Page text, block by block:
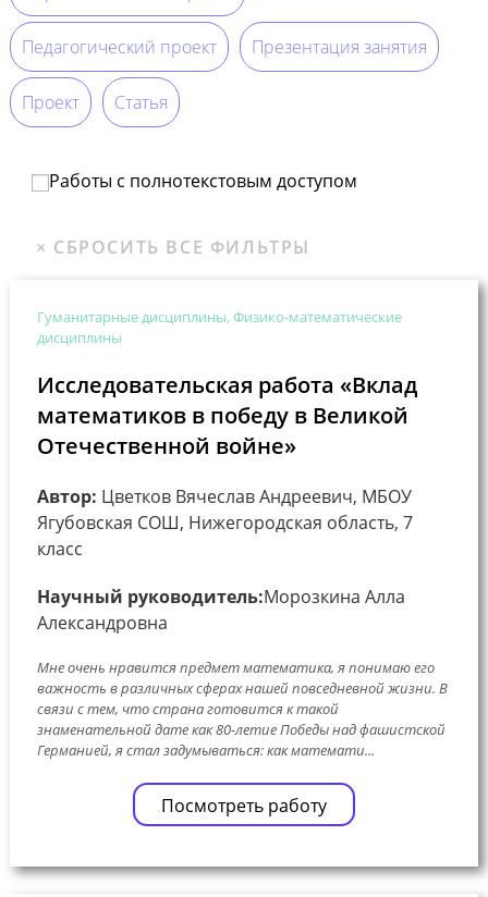
Педагогический проект Презентация занятия
Проект Статья
Работы с полнотекстовым доступом
Гуманитарные дисциплины, Физико-математические
дисциплины
Исследовательская работа «Вклад
математиков в победу в Великой
Отечественной войне»
Автор: Цветков Вячеслав Андреевич, МБОУ
Ягубовская СОШ, Нижегородская область, 7
класс
Научный руководитель:Морозкина Алла
Александровна
Мне очень нравится предмет математика, я понимаю его
важность в различных сферах нашей повседневной жизни. В
связи с тем, что страна готовится к такой
знаменательной дате как 80-летие Победы над фашистской
Германией, я стал задумываться: как математи...
Посмотреть работу